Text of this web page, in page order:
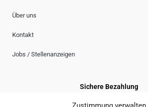
Über uns
Kontakt
Jobs / Stellenanzeigen
Sichere Bezahlung